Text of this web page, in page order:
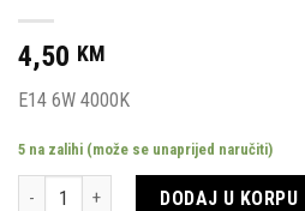
4,50 KM
E14 6W 4000K
5 na zalihi (može se unaprijed naručiti)
Količina DODAJ U KORPU